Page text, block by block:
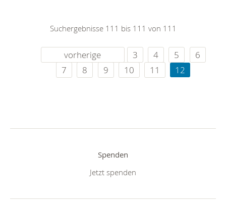
Suchergebnisse 111 bis 111 von 111
vorherige 3 4 5
6
7
8 9 10 11 12
Spenden
Jetzt spenden